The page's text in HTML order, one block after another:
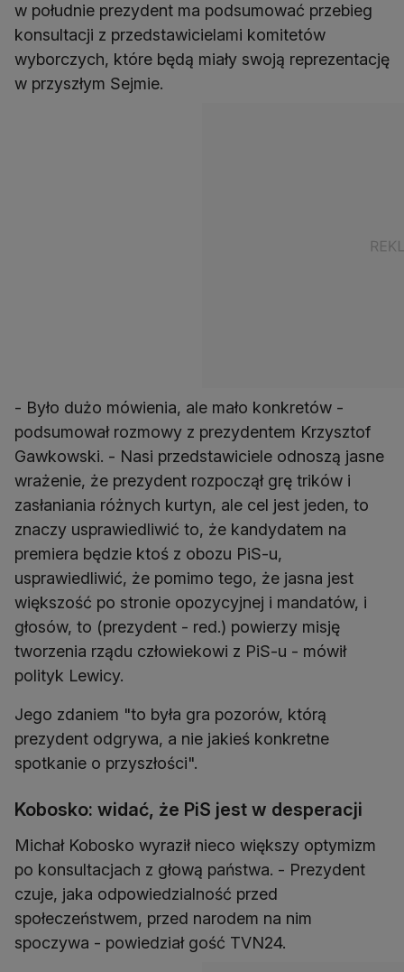
w południe prezydent ma podsumować przebieg
konsultacji z przedstawicielami komitetów
wyborczych, które będą miały swoją reprezentację
w przyszłym Sejmie.
- Było dużo mówienia, ale mało konkretów -
podsumował rozmowy z prezydentem Krzysztof
Gawkowski. - Nasi przedstawiciele odnoszą jasne
wrażenie, że prezydent rozpoczął grę trików i
zasłaniania różnych kurtyn, ale cel jest jeden, to
znaczy usprawiedliwić to, że kandydatem na
premiera będzie ktoś z obozu PiS-u,
usprawiedliwić, że pomimo tego, że jasna jest
większość po stronie opozycyjnej i mandatów, i
głosów, to (prezydent - red.) powierzy misję
tworzenia rządu człowiekowi z PiS-u - mówił
polityk Lewicy.
Jego zdaniem "to była gra pozorów, którą
prezydent odgrywa, a nie jakieś konkretne
spotkanie o przyszłości".
Kobosko: widać, że PiS jest w desperacji
Michał Kobosko wyraził nieco większy optymizm
po konsultacjach z głową państwa. - Prezydent
czuje, jaka odpowiedzialność przed
społeczeństwem, przed narodem na nim
spoczywa - powiedział gość TVN24.